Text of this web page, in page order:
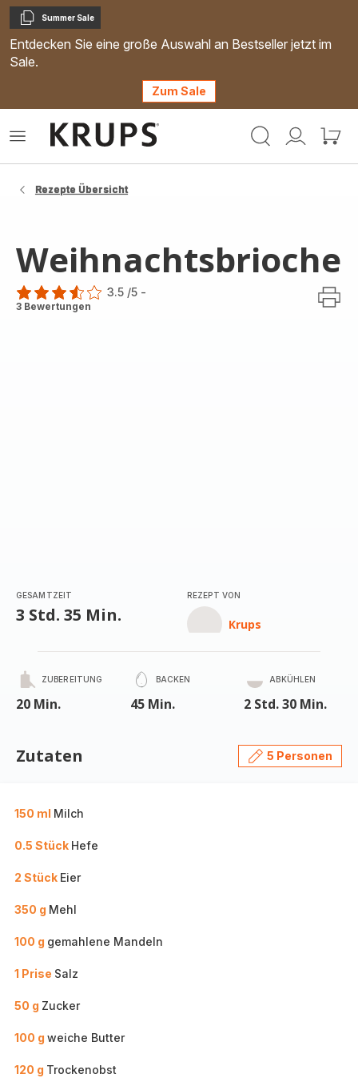
Kopieren
Summer Sale
Entdecken Sie eine große Auswahl an Bestseller jetzt im
Sale.
Zum Sale
Mein
Mein
Das
Rezepte Übersicht
Weihnachtsbrioche
ratings.3.5
3.5 /5 -
3 Bewertungen
GESAMTZEIT
3 Std. 35 Min.
REZEPT VON
Krups
ZUBEREITUNG
20 Min.
BACKEN
45 Min.
ABKÜHLEN
2 Std. 30 Min.
Zutaten 5 Personen
150 ml Milch
0.5 Stück Hefe
2 Stück Eier
350 g Mehl
100 g gemahlene Mandeln
1 Prise Salz
50 g Zucker
100 g weiche Butter
120 g Trockenobst